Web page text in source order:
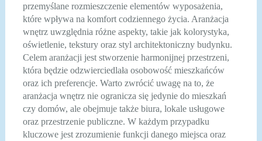
przemyślane rozmieszczenie elementów wyposażenia,
które wpływa na komfort codziennego życia. Aranżacja
wnętrz uwzględnia różne aspekty, takie jak kolorystyka,
oświetlenie, tekstury oraz styl architektoniczny budynku.
Celem aranżacji jest stworzenie harmonijnej przestrzeni,
która będzie odzwierciedlała osobowość mieszkańców
oraz ich preferencje. Warto zwrócić uwagę na to, że
aranżacja wnętrz nie ogranicza się jedynie do mieszkań
czy domów, ale obejmuje także biura, lokale usługowe
oraz przestrzenie publiczne. W każdym przypadku
kluczowe jest zrozumienie funkcji danego miejsca oraz